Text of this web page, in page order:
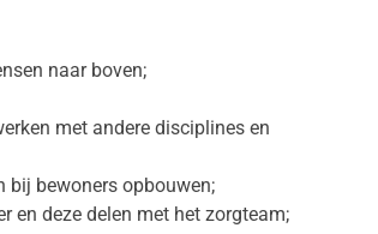
naar boven;
met andere disciplines en
bij bewoners opbouwen;
en deze delen met het zorgteam;